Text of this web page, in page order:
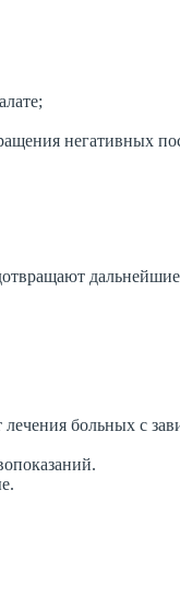
негативных
больных с